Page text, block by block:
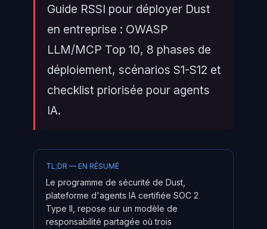
Guide RSSI pour déployer Dust
en entreprise : OWASP
LLM/MCP Top 10, 8 phases de
déploiement, scénarios S1-S12 et
checklist priorisée pour agents
IA.
TL;DR — EN RÉSUMÉ
Le programme de sécurité de Dust,
plateforme d'agents IA certifiée SOC 2
Type II, repose sur un modèle de
responsabilité partagée où trois